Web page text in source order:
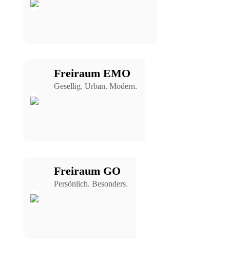
Freiraum EMO
Gesellig. Urban. Modern.
Freiraum GO
Persönlich. Besonders.